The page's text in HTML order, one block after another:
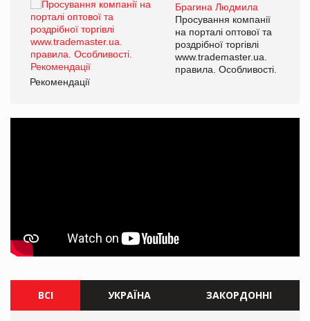
Брагина Людмила
Просування компанії
на порталі оптової та
роздрібної торгівлі
www.trademaster.ua.
правила. Особливості.
Рекомендації
ВСІ УКРАЇНА ЗАКОРДОННІ